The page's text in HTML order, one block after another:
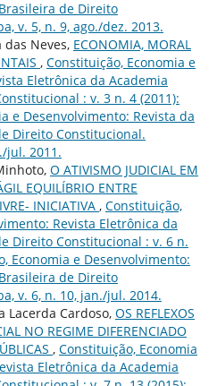
de Direito
v. 5, n. 9, ago./dez. 2013.
das Neves, ECONOMIA, MORAL
, Constituição, Economia e
Eletrônica da Academia
: v. 3 n. 4 (2011):
e Desenvolvimento: Revista da
Direito Constitucional.
jul. 2011.
O ATIVISMO JUDICIAL EM
EQUILÍBRIO ENTRE
INICIATIVA , Constituição,
Revista Eletrônica da
Direito Constitucional : v. 6 n.
Economia e Desenvolvimento:
de Direito
v. 6, n. 10, jan./jul. 2014.
Lacerda Cardoso, OS REFLEXOS
NO REGIME DIFERENCIADO
, Constituição, Economia
Eletrônica da Academia